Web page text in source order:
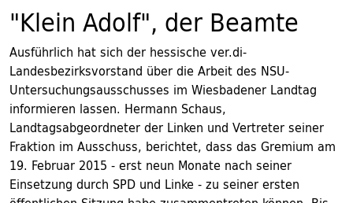
"Klein Adolf", der Beamte
Ausführlich hat sich der hessische ver.di-
Landesbezirksvorstand über die Arbeit des NSU-
Untersuchungsausschusses im Wiesbadener Landtag
informieren lassen. Hermann Schaus,
Landtagsabgeordneter der Linken und Vertreter seiner
Fraktion im Ausschuss, berichtet, dass das Gremium am
19. Februar 2015 - erst neun Monate nach seiner
Einsetzung durch SPD und Linke - zu seiner ersten